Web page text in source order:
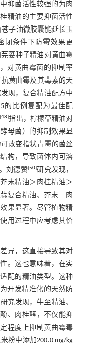
抑菌活性较强的为肉
精油的主要抑菌活性
子油微胶囊能延长玉
闭条件下防霉效果更
荽种子精油对黄曲霉
对黄曲霉菌的抑制率
抗黄曲霉及其毒素的天
现，复合精油配方中
的比例复配为最佳配
[48]指出，柠檬草精油对
母菌）的抑制效果显
改变指状青霉的菌丝
构，导致菌体内可溶
刘德赞[50]研究发现，
末精油＞肉桂精油＞
复合精油、芥末－肉
果显著。尽管植物精
用过程中应考虑其价
异，这直接导致其对
。这也意味着，在实
配的精油类型。这种
开发精准化的天然防
研究发现，牛至精油、
、肉桂醛，不仅能抑
程度上抑制黄曲霉毒
粉中添加200.0 mg/kg